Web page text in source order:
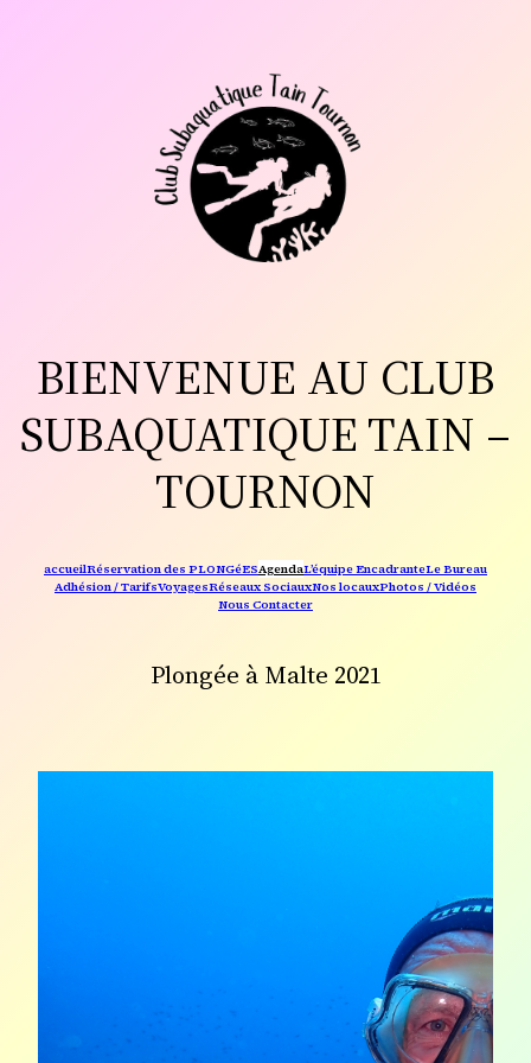
BIENVENUE AU CLUB
SUBAQUATIQUE TAIN –
TOURNON
accueilRéservation des PLONGéESAgendaL’équipe EncadranteLe Bureau
Adhésion / TarifsVoyagesRéseaux SociauxNos locauxPhotos / Vidéos
Nous Contacter
Plongée à Malte 2021